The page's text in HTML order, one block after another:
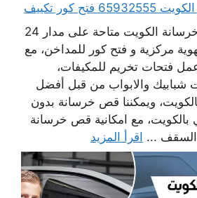
كور تكييف
خدمات شركة قص خرسانة الكويت متاحة على مدار 24
مركزية و فتح كور للمداخن، مع
فتحات تخريم للمكيفات،
شبابيك والابواب من قبل أفضل
ويمكننا قص خرسانة بدون
بالكويت، مع امكانية قص خرسانة
السقف ... اقرأ المزيد